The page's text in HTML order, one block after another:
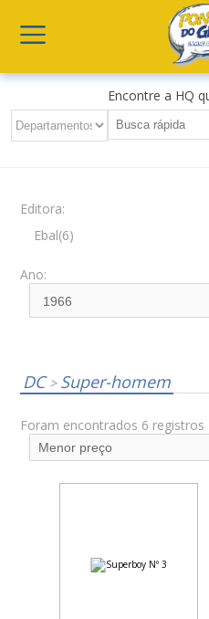
Encontre a HQ
Editora:
Ebal(6)
Ano:
DC> Super-homem
Foram encontrados 6 registros